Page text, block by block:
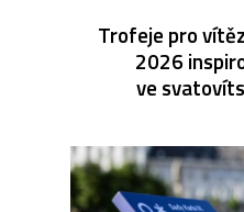
Trofeje pro
2026
ve